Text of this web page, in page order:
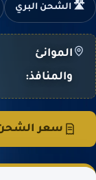
🛣️ الشحن البري
الموانئ
والمنافذ:
سعر